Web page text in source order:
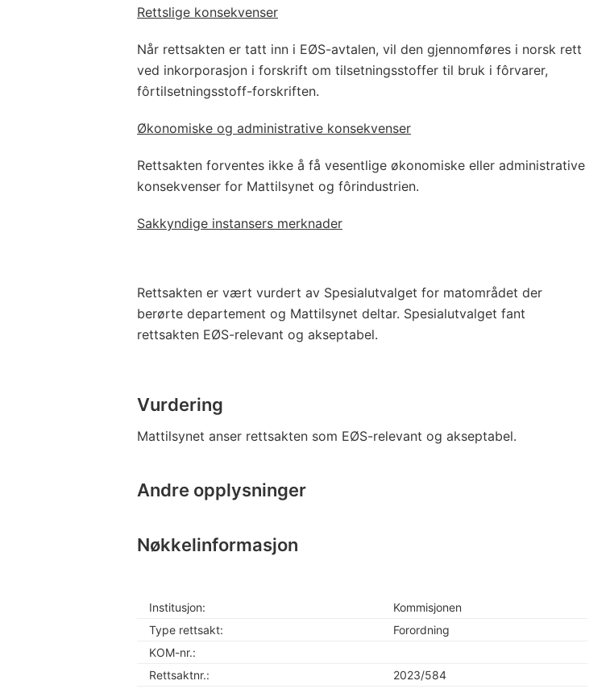
Rettslige konsekvenser
Når rettsakten er tatt inn i EØS-avtalen, vil den gjennomføres i norsk rett
ved inkorporasjon i forskrift om tilsetningsstoffer til bruk i fôrvarer,
fôrtilsetningsstoff-forskriften.
Økonomiske og administrative konsekvenser
Rettsakten forventes ikke å få vesentlige økonomiske eller administrative
konsekvenser for Mattilsynet og fôrindustrien.
Sakkyndige instansers merknader
Rettsakten er vært vurdert av Spesialutvalget for matområdet der
berørte departement og Mattilsynet deltar. Spesialutvalget fant
rettsakten EØS-relevant og akseptabel.
Vurdering
Mattilsynet anser rettsakten som EØS-relevant og akseptabel.
Andre opplysninger
Nøkkelinformasjon
Institusjon:
Kommisjonen
Type rettsakt:
Forordning
KOM-nr.:
Rettsaktnr.:
2023/584